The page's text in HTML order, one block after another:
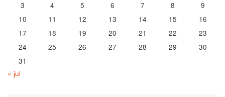
3
4 5 6 7 8
9
10
11 12 13 14 15
16
17
18 19 20 21 22
23
24
25 26 27 28 29
30
31
« jul